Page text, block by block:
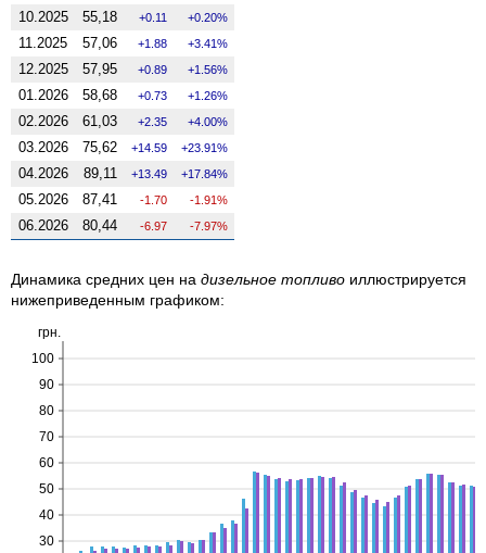
10.2025 55,18 0.11 0.20%
11.2025 57,06 1.88 3.41%
12.2025 57,95 0.89 1.56%
01.2026 58,68 0.73 1.26%
02.2026 61,03 2.35 4.00%
03.2026 75,62 14.59 23.91%
04.2026 89,11 13.49 17.84%
05.2026 87,41 -1.70 -1.91%
06.2026 80,44 -6.97 -7.97%
Динамика средних цен на дизельное топливо иллюстрируется
нижеприведенным графиком:
30
40
50
60
70
80
90
100
грн.